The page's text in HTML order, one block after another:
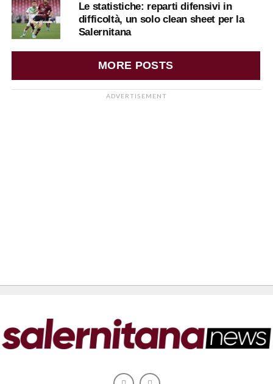
Le statistiche: reparti difensivi in
difficoltà, un solo clean sheet per la
Salernitana
MORE POSTS
ADVERTISEMENT